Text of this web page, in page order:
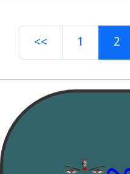
<< 1 2